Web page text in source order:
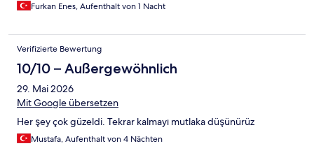
Furkan Enes, Aufenthalt von 1 Nacht
Verifizierte Bewertung
10/10 – Außergewöhnlich
29. Mai 2026
Mit Google übersetzen
Her şey çok güzeldi. Tekrar kalmayı mutlaka düşünürüz
Mustafa, Aufenthalt von 4 Nächten